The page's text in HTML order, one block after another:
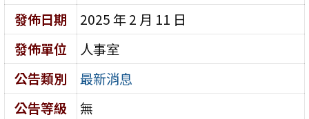
發佈日期
2025 年 2 月 11 日
發佈單位
人事室
公告類別
最新消息
公告等級
無